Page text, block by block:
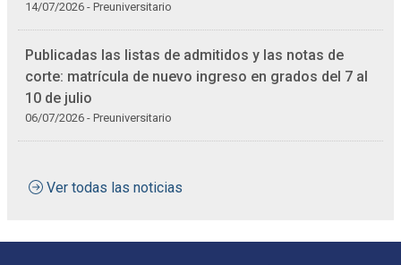
14/07/2026 - Preuniversitario
Publicadas las listas de admitidos y las notas de
corte: matrícula de nuevo ingreso en grados del 7 al
10 de julio
06/07/2026 - Preuniversitario
Ver todas las noticias